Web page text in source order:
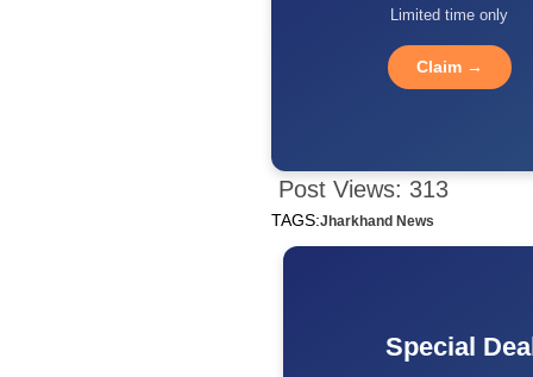
Limited time only
Claim →
Post Views: 313
TAGS:Jharkhand News
Special